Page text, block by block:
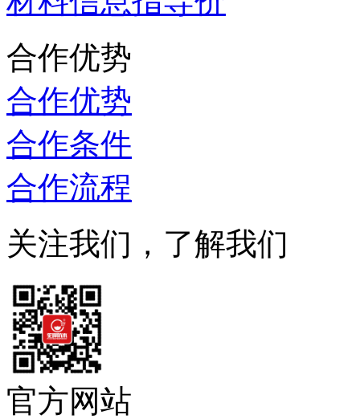
合作优势
合作优势
合作条件
合作流程
关注我们，了解我们
官方网站